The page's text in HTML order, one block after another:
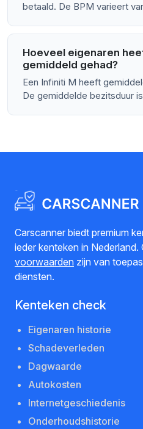
betaald. De BPM varieert
Hoeveel eigenaren
gemiddeld gehad?
Een Infiniti M heeft
De gemiddelde bezitsduur is
Carscanner biedt premium
ieder kenteken in Nederland.
voorwaarden zijn van
diensten.
Kenteken check
Eigenaren historie
Schadeverleden
Dagwaarde
Autokosten
Internetgeschiedenis
Onderhoudshistorie